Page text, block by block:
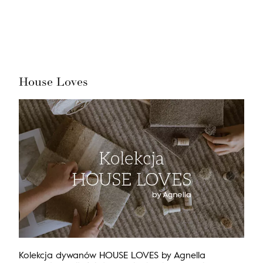
House Loves
Kolekcja dywanów HOUSE LOVES by Agnella